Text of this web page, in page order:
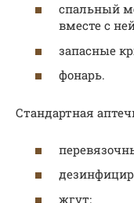
спальный
вместе с
запасные
фонарь.
Стандартная
жгут;